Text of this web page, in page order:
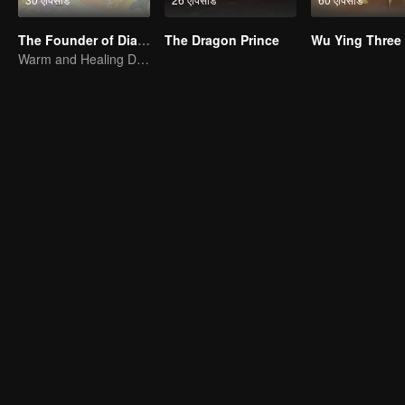
The Founder of Diabolism Q
Warm and Healing Daily Life
The Dragon Prince